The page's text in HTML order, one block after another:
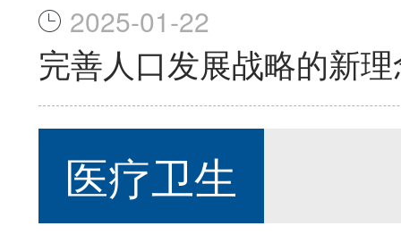
2025-01-22
完善人口发展战略的新
医疗卫生